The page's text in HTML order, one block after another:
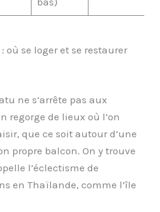
où se loger et se restaurer
ne s’arrête pas aux
regorge de lieux où l’on
que ce soit autour d’une
propre balcon. On y trouve
l’éclectisme de
en Thaïlande, comme l’île